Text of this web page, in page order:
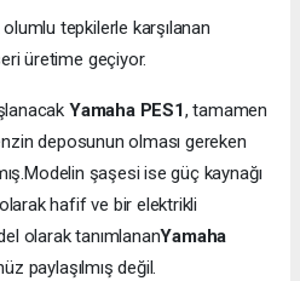
tepkilerle karşılanan
üretime geçiyor.
Yamaha PES1, tamamen
deposunun olması gereken
Modelin şaşesi ise güç kaynağı
hafif ve bir elektrikli
olarak tanımlananYamaha
paylaşılmış değil.